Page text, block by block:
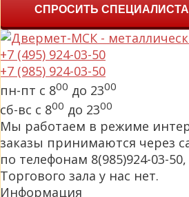
СПРОСИТЬ СПЕЦИАЛИСТА
+7 (495) 924-03-50
+7 (985) 924-03-50
пн-пт с 800 до 2300
сб-вс с 800 до 2300
Мы работаем в режиме
заказы принимаются через
по телефонам 8(985)924-03-50,
Торгового зала у нас нет.
Информация